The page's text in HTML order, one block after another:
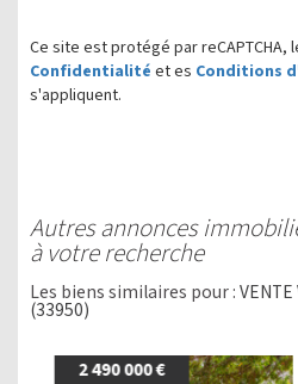
Ce site est protégé par reCAPTCHA,
Confidentialité et es Conditions
s'appliquent.
autres annonces immobilières correspondant
à votre recherche
Les biens similaires pour : VENTE
(33950)
2 490 000 €